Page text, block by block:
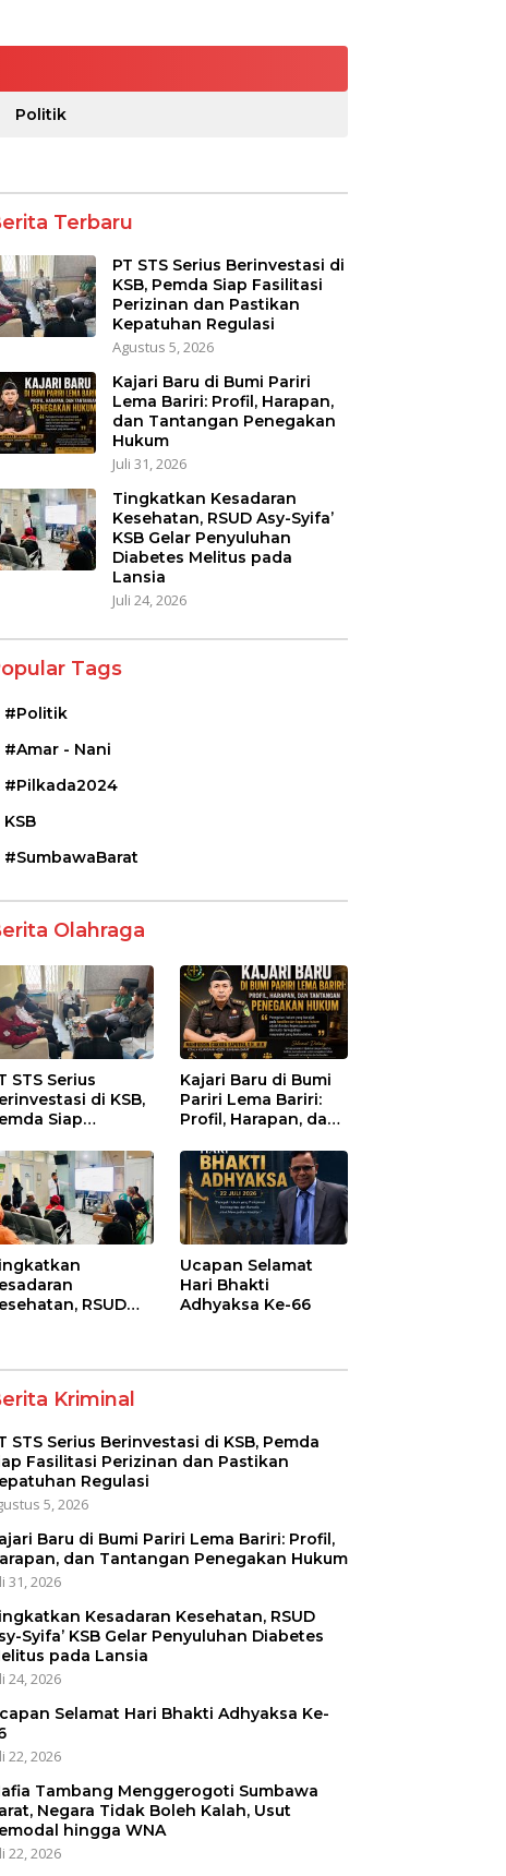
Politik
Terbaru
PT STS Serius Berinvestasi di
KSB, Pemda Siap Fasilitasi
Perizinan dan Pastikan
Kepatuhan Regulasi
Agustus 5, 2026
Kajari Baru di Bumi Pariri
Lema Bariri: Profil, Harapan,
dan Tantangan Penegakan
Hukum
Juli 31, 2026
Tingkatkan Kesadaran
Kesehatan, RSUD Asy-Syifa’
KSB Gelar Penyuluhan
Diabetes Melitus pada
Lansia
Juli 24, 2026
Tags
#Politik
#Amar - Nani
#Pilkada2024
KSB
#SumbawaBarat
Olahraga
STS Serius
di KSB,
Siap
Pastikan
Regulasi
Kajari Baru di Bumi
Pariri Lema Bariri:
Profil, Harapan, dan
Penegakan Hukum
RSUD
Ucapan Selamat
Hari Bhakti
Adhyaksa Ke-66
Kriminal
STS Serius Berinvestasi di KSB, Pemda
Fasilitasi Perizinan dan Pastikan
Regulasi
5, 2026
Baru di Bumi Pariri Lema Bariri: Profil,
dan Tantangan Penegakan Hukum
31, 2026
Kesadaran Kesehatan, RSUD
Syifa’ KSB Gelar Penyuluhan Diabetes
pada Lansia
24, 2026
Selamat Hari Bhakti Adhyaksa Ke-
22, 2026
Tambang Menggerogoti Sumbawa
Negara Tidak Boleh Kalah, Usut
hingga WNA
22, 2026